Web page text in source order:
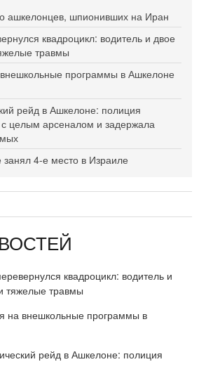
ашкелонцев, шпионивших на Иран
квадроцикл: водитель и двое
травмы
внешкольные программы в Ашкелоне
рейд в Ашкелоне: полиция
с целым арсеналом и задержала
4-е место в Израиле
квадроцикл: водитель и
тяжелые травмы
на внешкольные программы в
рейд в Ашкелоне: полиция